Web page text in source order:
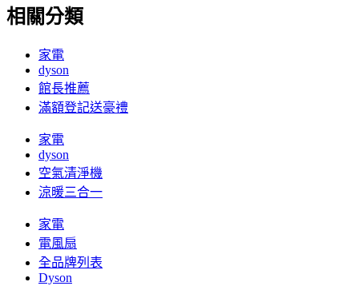
相關分類
家電
dyson
館長推薦
滿額登記送豪禮
家電
dyson
空氣清淨機
涼暖三合一
家電
電風扇
全品牌列表
Dyson